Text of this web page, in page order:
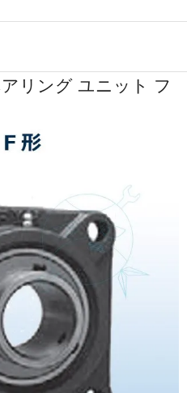
リング ユニット フ